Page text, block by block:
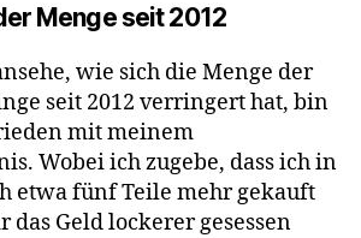
Menge seit 2012
wie sich die Menge der
seit 2012 verringert hat, bin
mit meinem
Wobei ich zugebe, dass ich in
etwa fünf Teile mehr gekauft
Geld lockerer gesessen